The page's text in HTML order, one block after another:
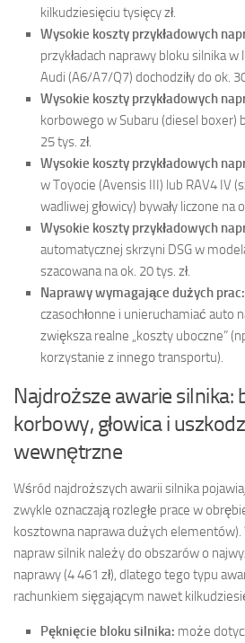
kilkudziesięciu tysięcy zł.
Wysokie koszty przykładowych
przykładach naprawy bloku silnika
Audi (A6/A7/Q7) dochodziły do ok.
Wysokie koszty przykładowych
korbowego w Subaru (diesel boxer)
25 tys. zł.
Wysokie koszty przykładowych
w Toyocie (Avensis III) lub RAV4 IV
wadliwej głowicy) bywały liczone na
Wysokie koszty przykładowych
automatycznej skrzyni DSG w
szacowana na ok. 20 tys. zł.
Naprawy wymagające dużych prac:
czasochłonne i unieruchamiać auto
zwiększa realne „koszty uboczne”
korzystanie z innego transportu).
Najdroższe awarie silnika:
korbowy, głowica i
wewnętrzne
Wśród najdroższych awarii silnika
zwykle oznaczają rozległe prace w
kosztowna naprawa dużych elementów).
napraw silnik należy do obszarów o
naprawy (4 461 zł), dlatego tego typu
rachunkiem sięgającym nawet
Pęknięcie bloku silnika: może